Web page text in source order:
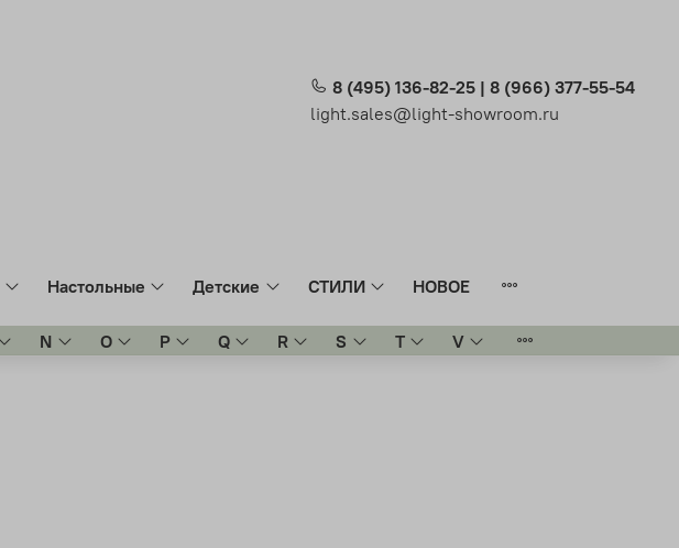
8 (495) 136-82-25 | 8 (966) 377-55-54
light.sales@light-showroom.ru
Настольные Детские СТИЛИ НОВОЕ
N O P Q R S T V